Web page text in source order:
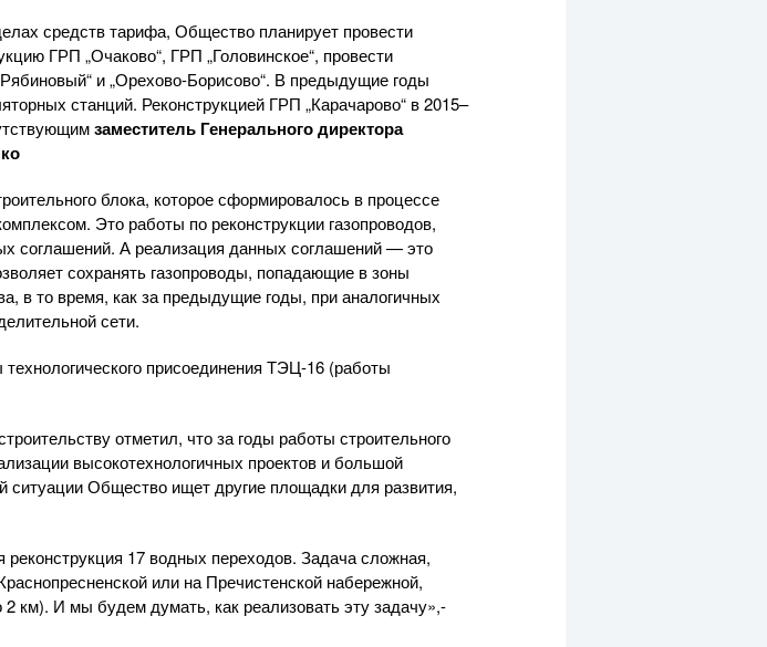
средств тарифа, Общество планирует провести
ГРП „Очаково“, ГРП „Головинское“, провести
и „Орехово-Борисово“. В предыдущие годы
станций. Реконструкцией ГРП „Карачарово“ в 2015–
заместитель Генерального директора
блока, которое сформировалось в процессе
Это работы по реконструкции газопроводов,
соглашений. А реализация данных соглашений — это
сохранять газопроводы, попадающие в зоны
в то время, как за предыдущие годы, при аналогичных
сети.
присоединения ТЭЦ-16 (работы
отметил, что за годы работы строительного
высокотехнологичных проектов и большой
Общество ищет другие площадки для развития,
17 водных переходов. Задача сложная,
или на Пречистенской набережной,
И мы будем думать, как реализовать эту задачу»,-